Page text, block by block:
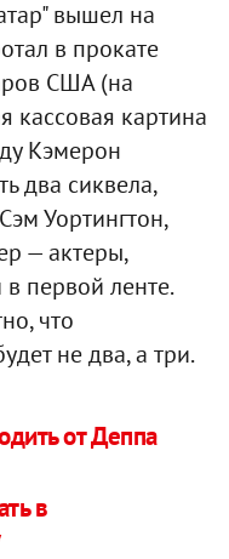
вышел на
в прокате
США (на
кассовая картина
Кэмерон
два сиквела,
Уортингтон,
— актеры,
первой ленте.
что
не два, а три.
от Деппа
в